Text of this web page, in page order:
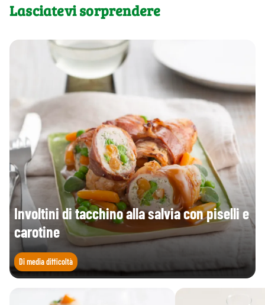
Lasciatevi sorprendere
Involtini di tacchino alla salvia con piselli e
carotine
Di media difficoltà